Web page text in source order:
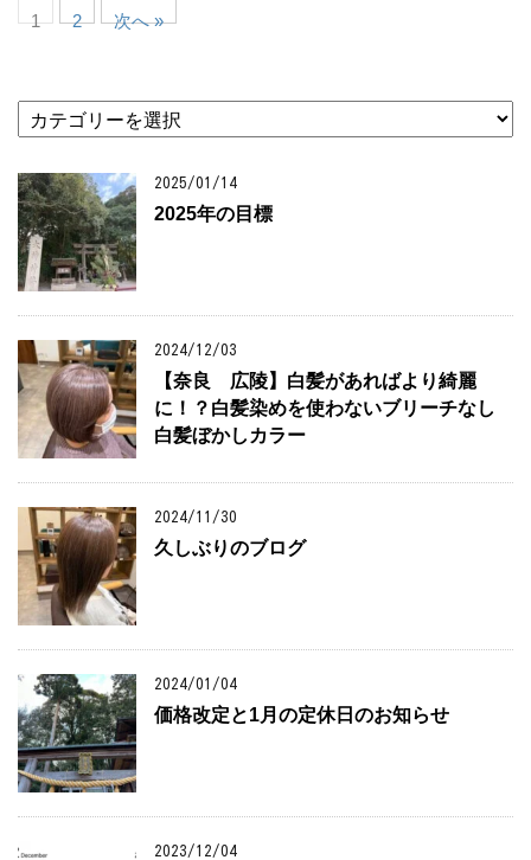
1 2 次へ »
テ
リ
ー
2025/01/14
2025年の目標
2024/12/03
【奈良 広陵】白髪があればより綺麗
に！？白髪染めを使わないブリーチなし
白髪ぼかしカラー
2024/11/30
久しぶりのブログ
2024/01/04
価格改定と1月の定休日のお知らせ
2023/12/04